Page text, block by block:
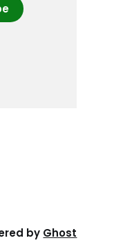
by Ghost